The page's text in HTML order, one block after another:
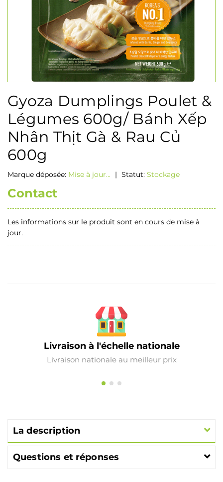
Gyoza Dumplings Poulet &
Légumes 600g/ Bánh Xếp
Nhân Thịt Gà & Rau Củ
600g
Marque déposée: Mise à jour... | Statut: Stockage
Contact
Les informations sur le produit sont en cours de mise à
jour.
Livraison à l'échelle nationale
Livraison nationale au meilleur prix
La description
Questions et réponses